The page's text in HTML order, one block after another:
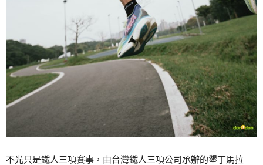
不光只是鐵人三項賽事，由台灣鐵人三項公司承辦的墾丁馬拉